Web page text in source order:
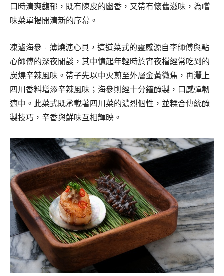
口時清爽馥郁，既有陳皮的幽香，又帶有懷舊滋味，為嚐
味菜單揭開清新的序幕。
凍滷海參 · 薄燒溏心貝，這道菜式的靈感源自李師傅與點
心師傅的深夜閒談，其中憶起年輕時於宵夜檔經常吃到的
炭燒辛辣風味。帶子先以中火煎至外層金黃微焦，再灑上
四川香料增添辛辣風味；海參則經十分鐘醃製，口感彈韌
適中。此菜式既承載著四川菜的濃烈個性，並糅合傳統醃
製技巧，辛香與鮮味互相輝映。